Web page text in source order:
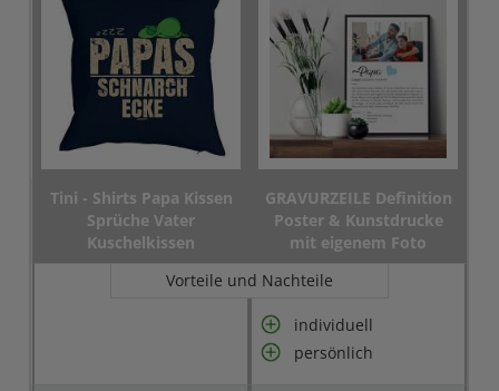
Tini - Shirts Papa Kissen
Sprüche Vater
Kuschelkissen
GRAVURZEILE Definition
Poster & Kunstdrucke
mit eigenem Foto
Vorteile und Nachteile
individuell
persönlich